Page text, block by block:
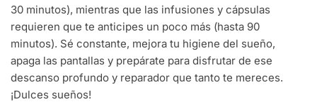
30 minutos), mientras que las infusiones y cápsulas
requieren que te anticipes un poco más (hasta 90
minutos). Sé constante, mejora tu higiene del sueño,
apaga las pantallas y prepárate para disfrutar de ese
descanso profundo y reparador que tanto te mereces.
¡Dulces sueños!